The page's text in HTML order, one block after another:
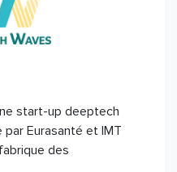
start-up deeptech
Eurasanté et IMT
des